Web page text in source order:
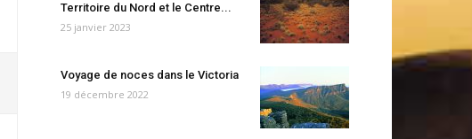
Territoire du Nord et le Centre...
25 janvier 2023
Voyage de noces dans le Victoria
19 décembre 2022